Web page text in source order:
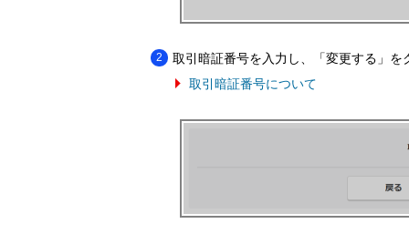
取引暗証番号を入力し、「変更する」を
取引暗証番号について